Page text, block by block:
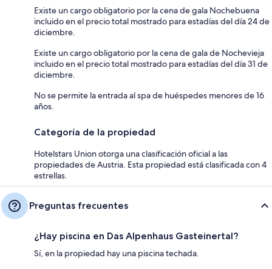
Existe un cargo obligatorio por la cena de gala Nochebuena
incluido en el precio total mostrado para estadías del día 24 de
diciembre.
Existe un cargo obligatorio por la cena de gala de Nochevieja
incluido en el precio total mostrado para estadías del día 31 de
diciembre.
No se permite la entrada al spa de huéspedes menores de 16
años.
Categoría de la propiedad
Hotelstars Union otorga una clasificación oficial a las
propiedades de Austria. Esta propiedad está clasificada con 4
estrellas.
Preguntas frecuentes
¿Hay piscina en Das Alpenhaus Gasteinertal?
Sí, en la propiedad hay una piscina techada.